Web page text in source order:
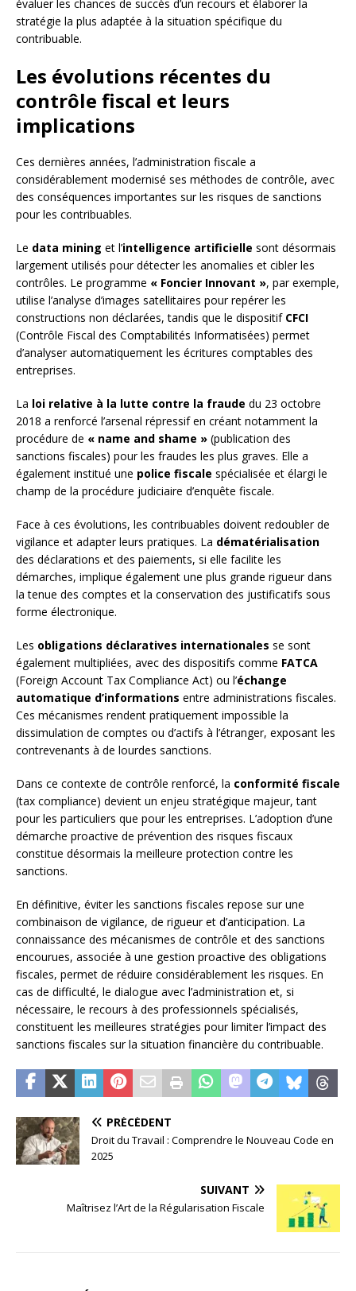
évaluer les chances de succès d’un recours et élaborer la
stratégie la plus adaptée à la situation spécifique du
contribuable.
Les évolutions récentes du
contrôle fiscal et leurs
implications
Ces dernières années, l’administration fiscale a
considérablement modernisé ses méthodes de contrôle, avec
des conséquences importantes sur les risques de sanctions
pour les contribuables.
Le data mining et l’intelligence artificielle sont désormais
largement utilisés pour détecter les anomalies et cibler les
contrôles. Le programme « Foncier Innovant », par exemple,
utilise l’analyse d’images satellitaires pour repérer les
constructions non déclarées, tandis que le dispositif CFCI
(Contrôle Fiscal des Comptabilités Informatisées) permet
d’analyser automatiquement les écritures comptables des
entreprises.
La loi relative à la lutte contre la fraude du 23 octobre
2018 a renforcé l’arsenal répressif en créant notamment la
procédure de « name and shame » (publication des
sanctions fiscales) pour les fraudes les plus graves. Elle a
également institué une police fiscale spécialisée et élargi le
champ de la procédure judiciaire d’enquête fiscale.
Face à ces évolutions, les contribuables doivent redoubler de
vigilance et adapter leurs pratiques. La dématérialisation
des déclarations et des paiements, si elle facilite les
démarches, implique également une plus grande rigueur dans
la tenue des comptes et la conservation des justificatifs sous
forme électronique.
Les obligations déclaratives internationales se sont
également multipliées, avec des dispositifs comme FATCA
(Foreign Account Tax Compliance Act) ou l’échange
automatique d’informations entre administrations fiscales.
Ces mécanismes rendent pratiquement impossible la
dissimulation de comptes ou d’actifs à l’étranger, exposant les
contrevenants à de lourdes sanctions.
Dans ce contexte de contrôle renforcé, la conformité fiscale
(tax compliance) devient un enjeu stratégique majeur, tant
pour les particuliers que pour les entreprises. L’adoption d’une
démarche proactive de prévention des risques fiscaux
constitue désormais la meilleure protection contre les
sanctions.
En définitive, éviter les sanctions fiscales repose sur une
combinaison de vigilance, de rigueur et d’anticipation. La
connaissance des mécanismes de contrôle et des sanctions
encourues, associée à une gestion proactive des obligations
fiscales, permet de réduire considérablement les risques. En
cas de difficulté, le dialogue avec l’administration et, si
nécessaire, le recours à des professionnels spécialisés,
constituent les meilleures stratégies pour limiter l’impact des
sanctions fiscales sur la situation financière du contribuable.
PRÉCÉDENT
Droit du Travail : Comprendre le Nouveau Code en
2025
SUIVANT
Maîtrisez l’Art de la Régularisation Fiscale